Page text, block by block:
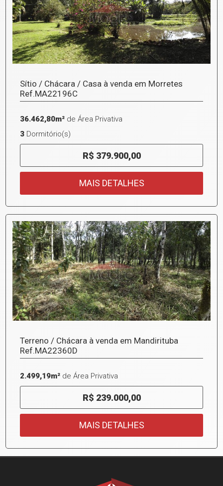
Sítio / Chácara / Casa à venda em Morretes
Ref.MA22196C
36.462,80m²de Área Privativa
3Dormitório(s)
R$ 379.900,00
MAIS DETALHES
Terreno / Chácara à venda em Mandirituba
Ref.MA22360D
2.499,19m²de Área Privativa
R$ 239.000,00
MAIS DETALHES